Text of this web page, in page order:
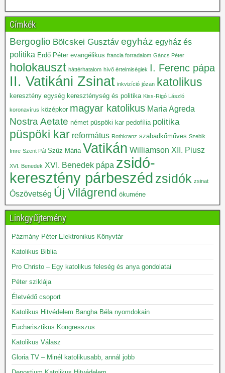
Címkék
Bergoglio Bölcskei Gusztáv egyház egyház és
politika Erdő Péter evangélikus francia forradalom Gáncs Péter
holokauszt háttérhatalom hívő értelmiségiek I. Ferenc pápa
II. Vatikáni Zsinat inkvizíció józan katolikus
keresztény egység kereszténység és politika Kiss-Rigó László
koronavírus középkor magyar katolikus Maria Agreda
Nostra Aetate német püspöki kar pedofília politika
püspöki kar református Rothkranz szabadkőműves Szebik
Imre Szent Pál Szűz Mária Vatikán Williamson XII. Piusz
XVI. Benedek XVI. Benedek pápa zsidó-
keresztény párbeszéd zsidók zsinat
Ószövetség Új Világrend ökuméne
Linkgyűjtemény
Pázmány Péter Elektronikus Könyvtár
Katolikus Biblia
Pro Christo – Egy katolikus feleség és anya gondolatai
Péter sziklája
Életvédő csoport
Katolikus Hitvédelem Bangha Béla nyomdokain
Eucharisztikus Kongresszus
Katolikus Válasz
Gloria TV – Minél katolikusabb, annál jobb